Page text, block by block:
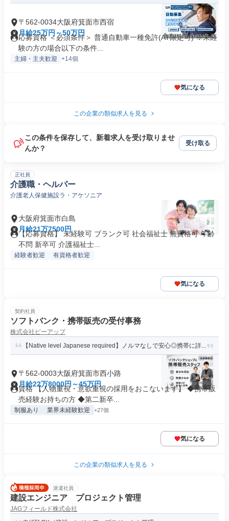
〒562-0034大阪府箕面市西宿
月給25万円～50万円
応募資格 ＜必須条件＞ 普通自動車一種免許(AT限定可) ※未経
験の方の場合以下の条件...
主婦・主夫歓迎 +14個
気になる
この企業の類似求人を見る
この条件を保存して、新着求人を受け取りませ
んか？
受け取る
正社員
介護職・ヘルパー
介護老人保健施設ラ・アケソニア
大阪府箕面市白島
月給21万7500円
【応募資格】 未経験可 ブランク可 社会福祉士 無資格可 年齢
不問 新卒可 介護福祉士...
経験者歓迎 有資格者歓迎
気になる
契約社員
ソフトバンク・携帯販売の受付事務
株式会社ピーアップ
【Native level Japanese required】ノルマなしで安心◎携帯に詳...
〒562-0003大阪府箕面市西小路
月給22万8000円～45万円
資格 【人物重視・意欲重視の採用をおこないます】 ◆携帯販
売経験お持ちの方 ◆第二新卒...
制服あり 業界未経験歓迎 +27個
気になる
この企業の類似求人を見る
派遣社員
建設エンジニア プロジェクト管理
JAGフィールド株式会社